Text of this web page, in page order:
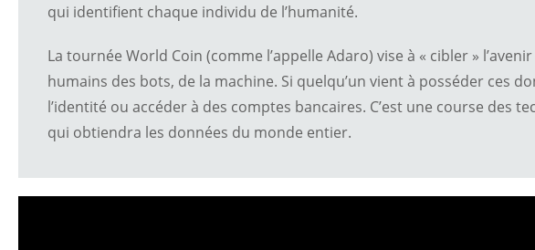
qui identifient chaque individu de l’humanité.
La tournée World Coin (comme l’appelle Adaro) vise à « cibler »
humains des bots, de la machine. Si quelqu’un vient à posséder ces
l’identité ou accéder à des comptes bancaires. C’est une course des
qui obtiendra les données du monde entier.